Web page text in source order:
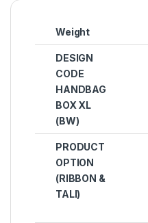
Weight
DESIGN
CODE
HANDBAG
BOX XL
(BW)
PRODUCT
OPTION
(RIBBON &
TALI)